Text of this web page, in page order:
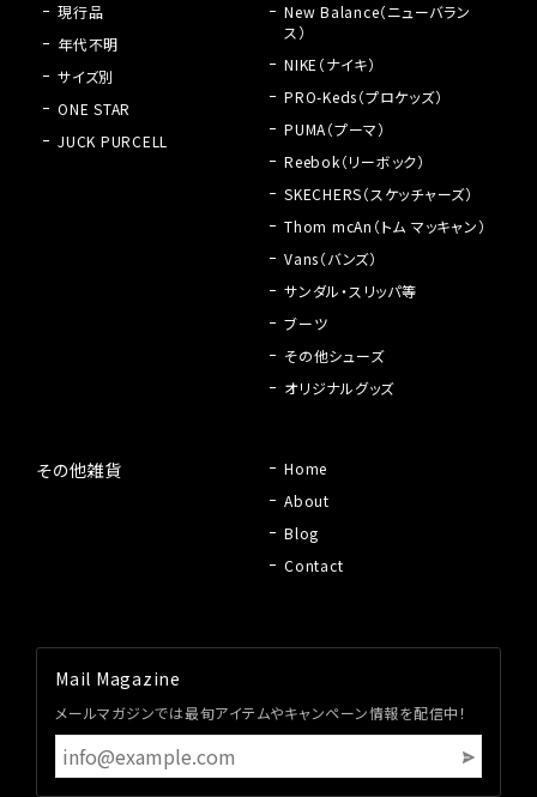
現行品
年代不明
サイズ別
ONE STAR
JUCK PURCELL
New Balance（ニューバラン
ス）
NIKE（ナイキ）
PRO-Keds（プロケッズ）
PUMA（プーマ）
Reebok（リーボック）
SKECHERS（スケッチャーズ）
Thom mcAn（トム マッキャン）
Vans（バンズ）
サンダル・スリッパ等
ブーツ
その他シューズ
オリジナルグッズ
その他雑貨
Home
About
Blog
Contact
Mail Magazine
メールマガジンでは最旬アイテムやキャンペーン情報を配信中！